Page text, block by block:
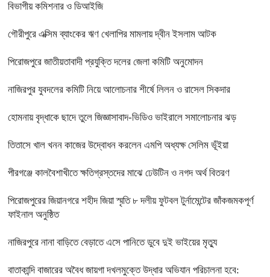
বিভাগীয় কমিশনার ও ডিআইজি
গৌরীপুরে এক্সিম ব্যাংকের ঋণ খেলাপির মামলায় দ্বীন ইসলাম আটক
পিরোজপুরে জাতীয়তাবাদী প্রযুক্তি দলের জেলা কমিটি অনুমোদন
নাজিরপুর যুবদলের কমিটি নিয়ে আলোচনার শীর্ষে লিলন ও রাসেল সিকদার
হোমনায় বৃদ্ধাকে ছাদে তুলে জিজ্ঞাসাবাদ-ভিডিও ভাইরালে সমালোচনার ঝড়
তিতাসে খাল খনন কাজের উদ্বোধন করলেন এমপি অধ্যক্ষ সেলিম ভূঁইয়া
পীরগঞ্জে কালবৈশাখীতে ক্ষতিগ্রস্তদের মাঝে ঢেউটিন ও নগদ অর্থ বিতরণ
পিরোজপুরের জিয়ানগরে শহীদ জিয়া স্মৃতি ৮ দলীয় ফুটবল টুর্নামেন্টের জাঁকজমকপূর্ণ
ফাইনাল অনুষ্ঠিত
নাজিরপুরে নানা বাড়িতে বেড়াতে এসে পানিতে ডুবে দুই ভাইয়ের মৃত্যু
বাতাকান্দি বাজারের অবৈধ জায়গা দখলমুক্তে উদ্ধার অভিযান পরিচালনা হবে: